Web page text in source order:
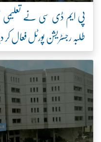
طلبہ رجسٹریشن پورٹل فعال کر